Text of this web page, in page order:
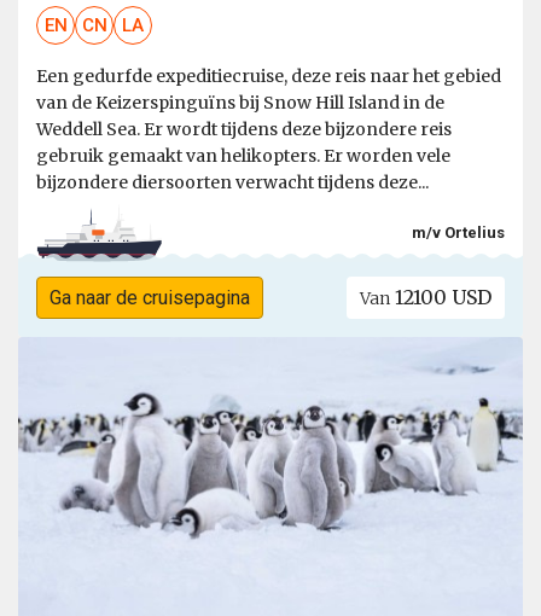
EN CN LA
Een gedurfde expeditiecruise, deze reis naar het gebied
van de Keizerspinguïns bij Snow Hill Island in de
Weddell Sea. Er wordt tijdens deze bijzondere reis
gebruik gemaakt van helikopters. Er worden vele
bijzondere diersoorten verwacht tijdens deze...
m/v Ortelius
Ga naar de cruisepagina Van 12100 USD